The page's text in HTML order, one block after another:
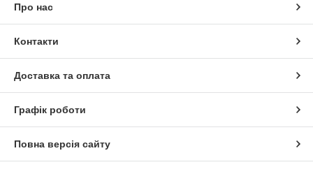
Про нас
Контакти
Доставка та оплата
Графік роботи
Повна версія сайту